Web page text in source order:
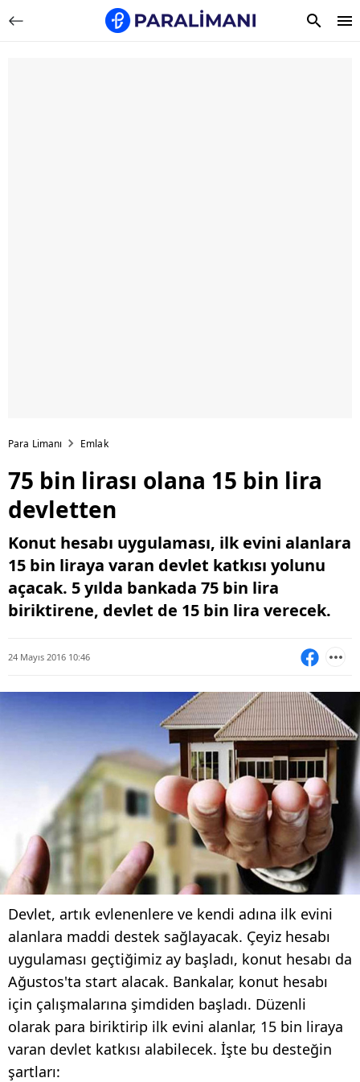
Para Limanı Emlak
75 bin lirası olana 15 bin lira
devletten
Konut hesabı uygulaması, ilk evini alanlara
15 bin liraya varan devlet katkısı yolunu
açacak. 5 yılda bankada 75 bin lira
biriktirene, devlet de 15 bin lira verecek.
24 Mayıs 2016 10:46
Devlet, artık evlenenlere ve kendi adına ilk evini
alanlara maddi destek sağlayacak. Çeyiz hesabı
uygulaması geçtiğimiz ay başladı, konut hesabı da
Ağustos'ta start alacak. Bankalar, konut hesabı
için çalışmalarına şimdiden başladı. Düzenli
olarak para biriktirip ilk evini alanlar, 15 bin liraya
varan devlet katkısı alabilecek. İşte bu desteğin
şartları: